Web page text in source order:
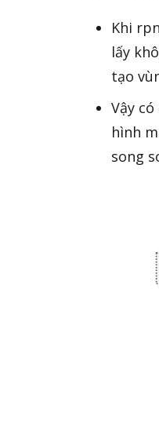
Khi
lấy
tạo
Vậy
hình
song